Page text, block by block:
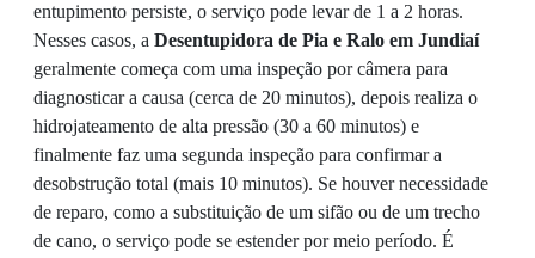
entupimento persiste, o serviço pode levar de 1 a 2 horas.
Nesses casos, a Desentupidora de Pia e Ralo em Jundiaí
geralmente começa com uma inspeção por câmera para
diagnosticar a causa (cerca de 20 minutos), depois realiza o
hidrojateamento de alta pressão (30 a 60 minutos) e
finalmente faz uma segunda inspeção para confirmar a
desobstrução total (mais 10 minutos). Se houver necessidade
de reparo, como a substituição de um sifão ou de um trecho
de cano, o serviço pode se estender por meio período. É